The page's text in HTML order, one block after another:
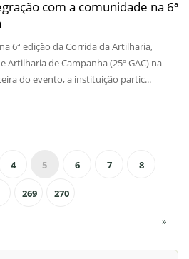
com a comunidade na 6ª
6ª edição da Corrida da Artilharia,
Artilharia de Campanha (25º GAC) na
do evento, a instituição partic...
4 5 6 7 8
269 270
»